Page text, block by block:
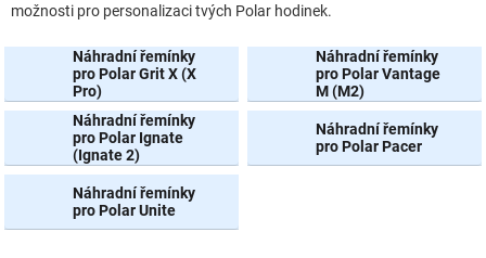
OSTATNÍ
AKČNÍ
ZBOŽÍ
NOVINKY
možnosti pro personalizaci tvých Polar hodinek.
Náhradní řemínky
pro Polar Grit X (X
Pro)
Náhradní řemínky
pro Polar Vantage
M (M2)
Náhradní řemínky
pro Polar Ignate
(Ignate 2)
Náhradní řemínky
pro Polar Pacer
Náhradní řemínky
pro Polar Unite